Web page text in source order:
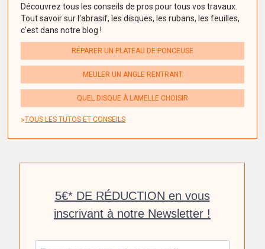
Découvrez tous les conseils de pros pour tous vos travaux.
Tout savoir sur l'abrasif, les disques, les rubans, les feuilles,
c'est dans notre blog !
RÉPARER UN PLATEAU DE PONCEUSE
MEULER UN ANGLE RENTRANT
QUEL DISQUE À LAMELLE CHOISIR
TOUS LES TUTOS ET CONSEILS